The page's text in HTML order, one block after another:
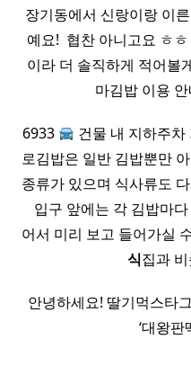
장기동에서 신랑이랑 이
예요! ​ 협찬 아니고요 ㅎ
이라 더 솔직하게 적어볼
마김밥 이용
6933
건물 내 지하주차
로김밥은 일반 김밥뿐만
종류가 있으며 식사류도
입구 앞에는 각 김밥마
어서 미리 보고 들어가실
식집과
안녕하세요! 딸기먹스타
‘대왕판